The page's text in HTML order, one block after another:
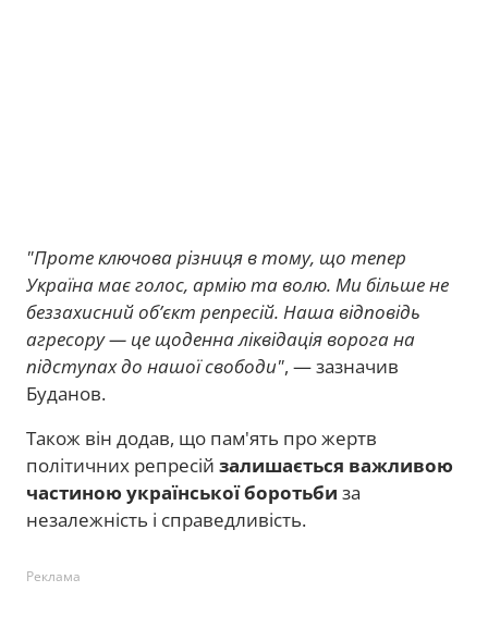
"Проте ключова різниця в тому, що тепер
Україна має голос, армію та волю. Ми більше не
беззахисний об’єкт репресій. Наша відповідь
агресору — це щоденна ліквідація ворога на
підступах до нашої свободи", — зазначив
Буданов.
Також він додав, що пам'ять про жертв
політичних репресій залишається важливою
частиною української боротьби за
незалежність і справедливість.
Реклама